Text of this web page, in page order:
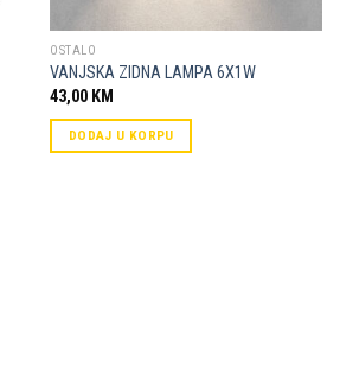
OSTALO
VANJSKA ZIDNA LAMPA 6X1W
43,00 KM
DODAJ U KORPU